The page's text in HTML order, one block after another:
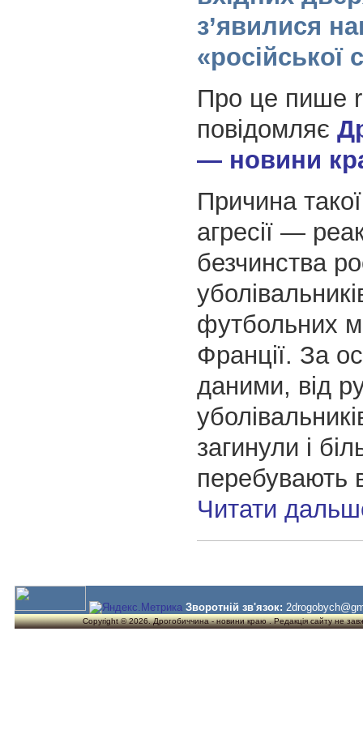
з’явилися
«російської
Про це пише
повідомляє
— новини
Причина
агресії —
безчинства
футбольних
Франції. За
даними, від
загинули і
перебувають
Читати
Зворотній зв'язок:
Copyright © 2026. Дрогобиччина - новини краю . Редакція сайту не